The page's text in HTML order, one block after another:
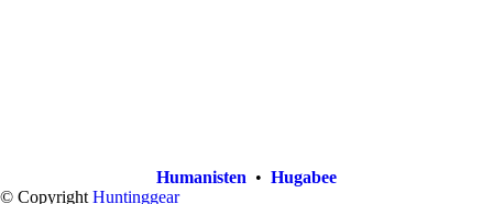
Humanisten • Hugabee
© Copyright Huntinggear